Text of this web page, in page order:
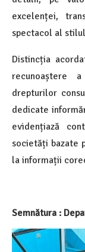
excelenței,
spectacol al
Distincția
recunoaștere
drepturilor
dedicate
evidențiază
societăți bazate
la informații
Semnătura :